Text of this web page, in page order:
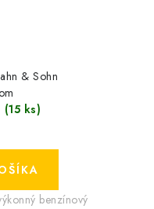
& Sohn
(15 ks)
benzínový